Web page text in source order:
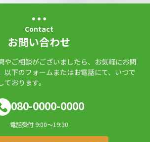
Contact
お問い合わせ
やご相談がございましたら、お気軽にお問
以下のフォームまたはお電話にて、いつで
おります。
080-0000-0000
電話受付 9:00～19:30